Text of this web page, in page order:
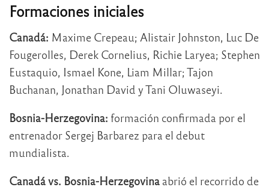
Formaciones iniciales
Canadá: Maxime Crepeau; Alistair Johnston, Luc De
Fougerolles, Derek Cornelius, Richie Laryea; Stephen
Eustaquio, Ismael Kone, Liam Millar; Tajon
Buchanan, Jonathan David y Tani Oluwaseyi.
Bosnia-Herzegovina: formación confirmada por el
entrenador Sergej Barbarez para el debut
mundialista.
Canadá vs. Bosnia-Herzegovina abrió el recorrido de